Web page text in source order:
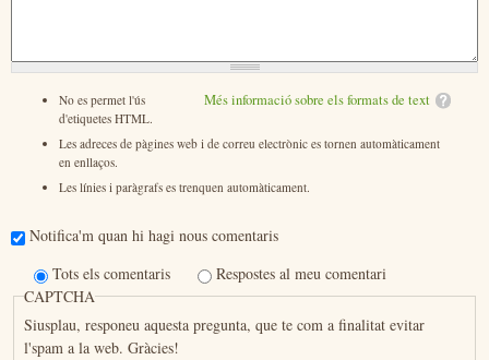
Més informació sobre els formats de text
No es permet l'ús
d'etiquetes HTML.
Les adreces de pàgines web i de correu electrònic es tornen automàticament
en enllaços.
Les línies i paràgrafs es trenquen automàticament.
Notifica'm quan hi hagi nous comentaris
Tots els comentaris
Respostes al meu comentari
CAPTCHA
Siusplau, responeu aquesta pregunta, que te com a finalitat evitar
l'spam a la web. Gràcies!